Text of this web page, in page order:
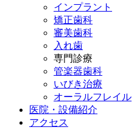
インプラント
矯正歯科
審美歯科
入れ歯
専門診療
管楽器歯科
いびき治療
オーラルフレイル
医院・設備紹介
アクセス